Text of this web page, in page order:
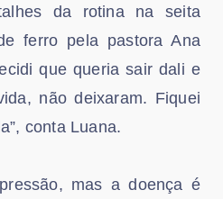
da rotina na seita
ferro pela pastora Ana
que queria sair dali e
não deixaram. Fiquei
conta Luana.
mas a doença é